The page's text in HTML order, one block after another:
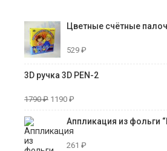
Цветные счётные
529 ₽
3D ручка 3D PEN-2
1790₽ 1190 ₽
Аппликация из фольги
261 ₽